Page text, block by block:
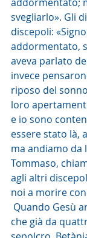
svegliarlo». Gli
discepoli:
addormentato,
aveva parlato
invece
riposo del
loro
e io sono
essere stato là,
ma andiamo da
Tommaso,
agli altri
noi a morire
Quando Gesù
che già da